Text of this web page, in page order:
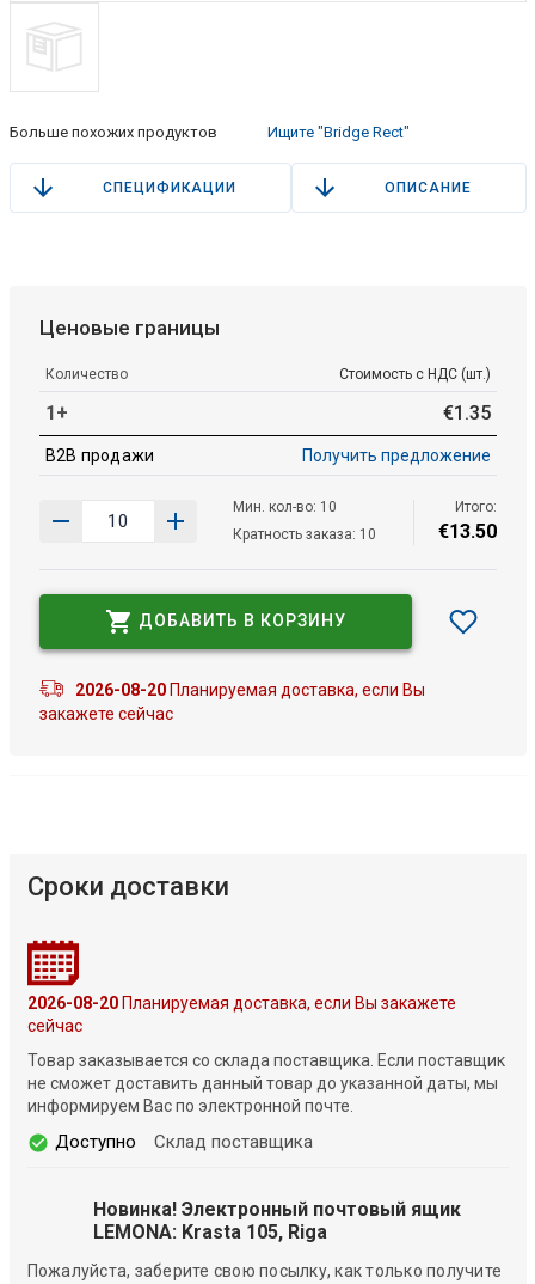
Больше похожих продуктов Ищите "Bridge Rect"
СПЕЦИФИКАЦИИ ОПИСАНИЕ
Ценовые границы
Количество Стоимость с НДС (шт.)
1+ €1 .35
B2B продажи Получить предложение
Мин. кол-во: 10
Кратность заказа: 10
Итого:
€13.50
ДОБАВИТЬ В КОРЗИНУ
2026-08-20Планируемая доставка, если Вы
закажете сейчас
Сроки доставки
2026-08-20Планируемая доставка, если Вы закажете
сейчас
Товар заказывается со склада поставщика. Если поставщик
не сможет доставить данный товар до указанной даты, мы
информируем Вас по электронной почте.
Доступно Склад поставщика
Новинка! Электронный почтовый ящик
LEMONA: Krasta 105, Riga
Пожалуйста, заберите свою посылку, как только получите